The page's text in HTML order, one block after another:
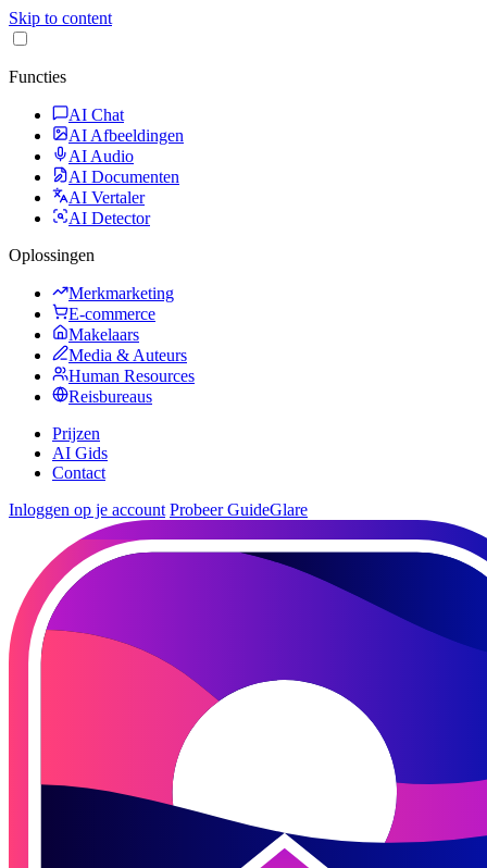
Skip to content
Functies
AI Chat
AI Afbeeldingen
AI Audio
AI Documenten
AI Vertaler
AI Detector
Oplossingen
Merkmarketing
E-commerce
Makelaars
Media & Auteurs
Human Resources
Reisbureaus
Prijzen
AI Gids
Contact
Inloggen op je account Probeer GuideGlare